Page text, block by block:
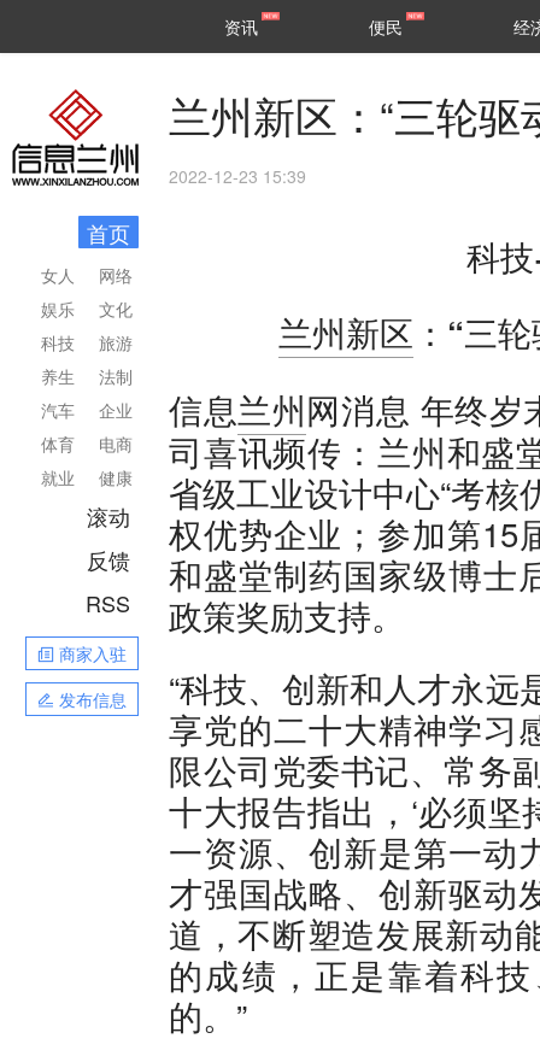
区县
资讯 便民 经
首页
网络
文化
旅游
法制
企业
电商
健康
女人
娱乐
科技
养生
汽车
体育
就业
滚动
反馈
RSS
商家入驻
发布信息
兰州新区：“三轮
2022-12-23 15:39
科
兰州新区 ：“三
信息兰州网消息 年终岁
司喜讯频传：兰州和盛
省级工业设计中心“考核
权优势企业；参加第15
和盛堂制药国家级博士
政策奖励支持。
“科技、创新和人才永远
享党的二十大精神学习
限公司党委书记、常务
十大报告指出，‘必须
一资源、创新是第一动
才强国战略、创新驱动
道，不断塑造发展新动
的成绩，正是靠着科
的。”